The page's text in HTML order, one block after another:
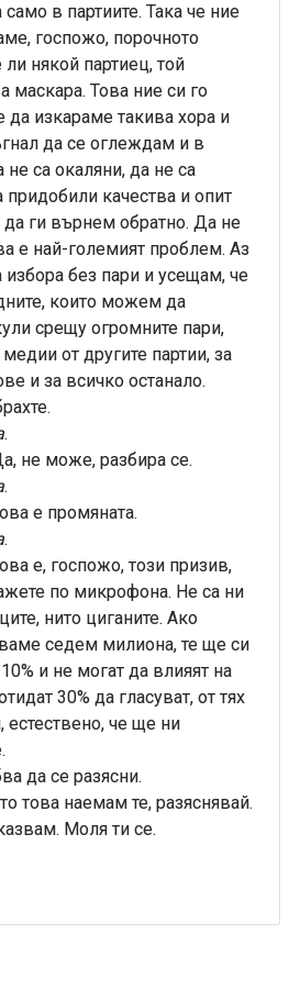
в партиите. Така че ние
госпожо, порочното
някой партиец, той
маскара. Това ние си го
изкараме такива хора и
да се оглеждам и в
са окаляни, да не са
придобили качества и опит
да ги върнем обратно. Да не
е най-големият проблем. Аз
избора без пари и усещам, че
които можем да
срещу огромните пари,
от другите партии, за
и за всичко останало.
.
не може, разбира се.
.
е промяната.
.
е, госпожо, този призив,
по микрофона. Не са ни
нито циганите. Ако
седем милиона, те ще си
и не могат да влияят на
30% да гласуват, от тях
естествено, че ще ни
да се разясни.
това наемам те, разяснявай.
Моля ти се.